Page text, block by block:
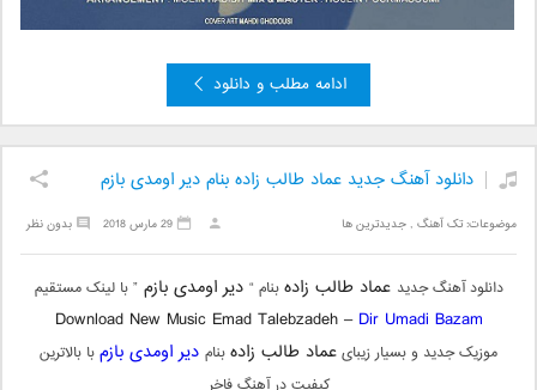
ادامه مطلب و دانلود
دانلود آهنگ جدید عماد طالب زاده بنام دیر اومدی بازم
موضوعات:تک آهنگ ,جدیدترین ها بدون نظر 29 مارس 2018
دانلود آهنگ جدید عماد طالب زادهبنام “ دیر اومدی بازم” با لینک مستقیم
Download New Music Emad Talebzadeh – Dir Umadi Bazam
موزیک جدید و بسیار زیبایعماد طالب زادهبنام دیر اومدی بازمبا بالاترین